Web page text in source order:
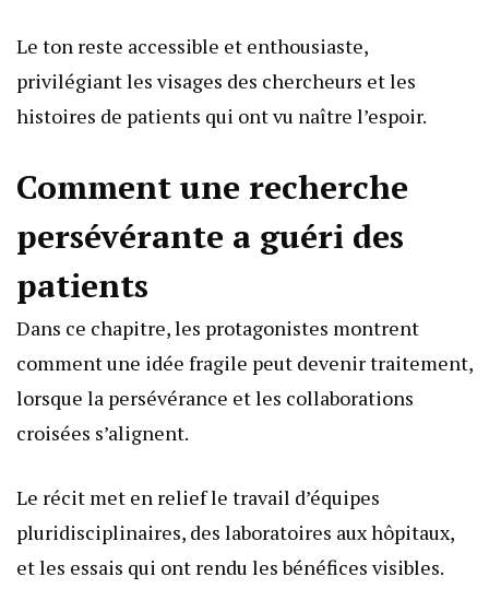
Le ton reste accessible et enthousiaste,
privilégiant les visages des chercheurs et les
histoires de patients qui ont vu naître l’espoir.
Comment une recherche
persévérante a guéri des
patients
Dans ce chapitre, les protagonistes montrent
comment une idée fragile peut devenir traitement,
lorsque la persévérance et les collaborations
croisées s’alignent.
Le récit met en relief le travail d’équipes
pluridisciplinaires, des laboratoires aux hôpitaux,
et les essais qui ont rendu les bénéfices visibles.